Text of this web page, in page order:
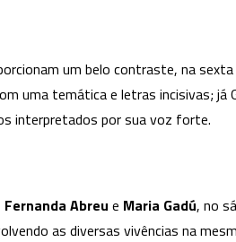
BH
um belo contraste, na
uma temática e letras incisivas; já
interpretados por sua voz forte.
Fernanda Abreu e Maria Gadú, no
as diversas vivências na